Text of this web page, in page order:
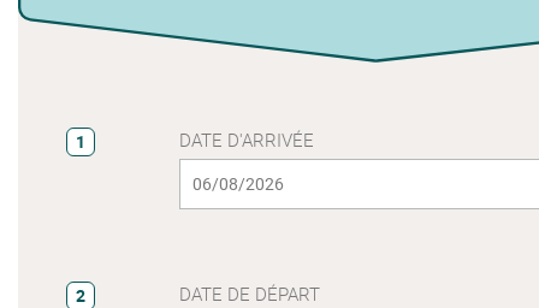
1 DATE D'ARRIVÉE
2 DATE DE DÉPART